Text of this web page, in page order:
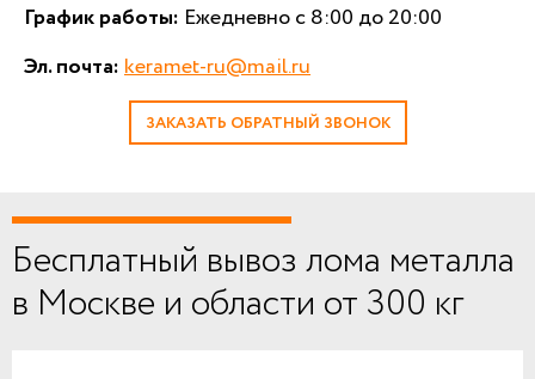
График работы: Ежедневно с 8:00 до 20:00
Эл. почта:keramet-ru@mail.ru
ЗАКАЗАТЬ ОБРАТНЫЙ ЗВОНОК
Бесплатный вывоз лома металла
в Москве и области от 300 кг